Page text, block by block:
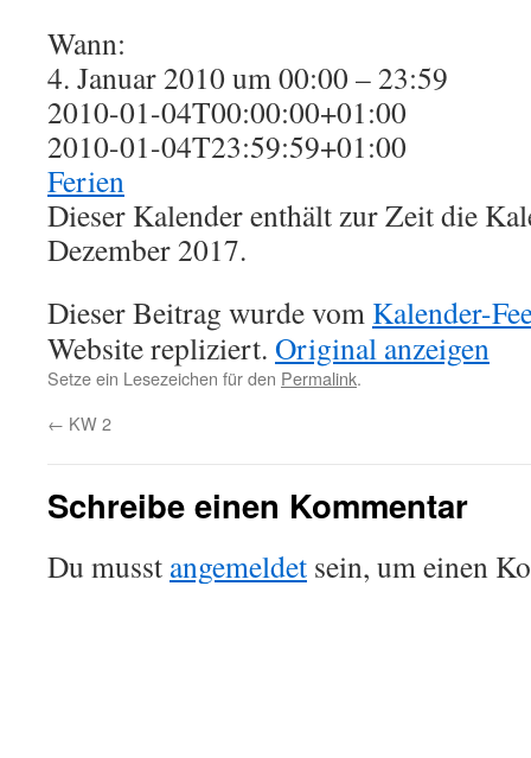
Wann:
4. Januar 2010 um 00:00 – 23:59
2010-01-04T00:00:00+01:00
2010-01-04T23:59:59+01:00
Ferien
Dieser Kalender enthält zur Zeit die
Dezember 2017.
Dieser Beitrag wurde vom Kalender-
Website repliziert. Original anzeigen
Setze ein Lesezeichen für den Permalink.
← KW 2
Schreibe einen Kommentar
Du musst angemeldet sein, um einen